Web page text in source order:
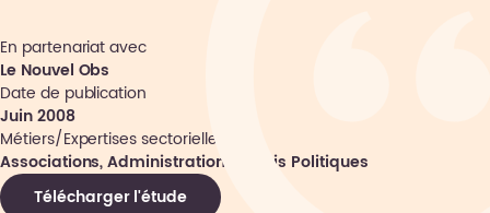
En partenariat avec
Le Nouvel Obs
Date de publication
Juin 2008
Métiers/Expertises sectorielles
Associations, Administrations, Partis Politiques
Télécharger l'étude